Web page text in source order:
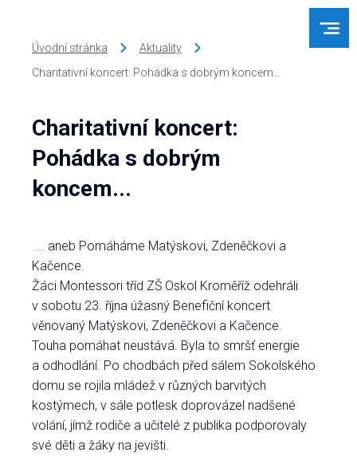
Úvodní stránka
Aktuality
Charitativní koncert: Pohádka s dobrým koncem...
Charitativní koncert:
Pohádka s dobrým
koncem...
... aneb Pomáháme Matýskovi, Zdeněčkovi a
Kačence.
Žáci Montessori tříd ZŠ Oskol Kroměříž odehráli
v sobotu 23. října úžasný Benefiční koncert
věnovaný Matýskovi, Zdeněčkovi a Kačence.
Touha pomáhat neustává. Byla to smršť energie
a odhodlání. Po chodbách před sálem Sokolského
domu se rojila mládež v různých barvitých
kostýmech, v sále potlesk doprovázel nadšené
volání, jímž rodiče a učitelé z publika podporovaly
své děti a žáky na jevišti.